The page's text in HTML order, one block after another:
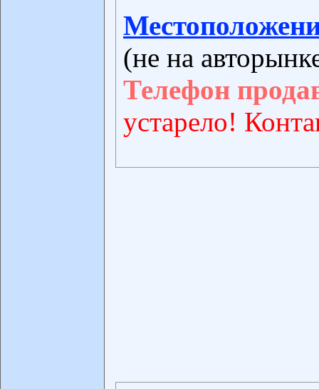
(не на
Телефон
устарело!